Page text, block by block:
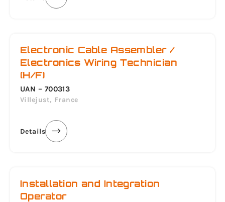
Electronic Cable Assembler /
Electronics Wiring Technician
(H/F)
UAN – 700313
Villejust, France
Details
Installation and Integration
Operator